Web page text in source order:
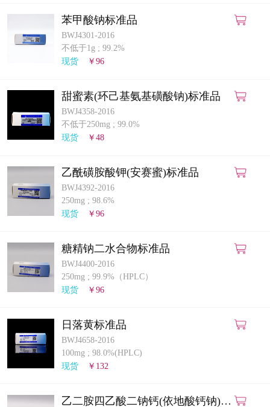
苯甲酸钠标准品
BWJ4301-2016
不低于1g ; 99.2%
现货
￥96
甜蜜素(环己基氨基磺酸钠)标准品
BWJ4358-2016
不低于250mg ; 99.0%
现货
￥48
乙酰磺胺酸钾(安赛蜜)标准品
BWJ4392-2016
250mg ; 98.6%
现货
￥96
糖精钠二水合物标准品
BWJ4400-2016
250mg ; 99.9%（HPLC）
现货
￥96
日落黄标准品
BWJ4658-2016
100mg ; 98.0%(HPLC)
现货
￥132
乙二胺四乙酸二钠钙(依地酸钙钠)标